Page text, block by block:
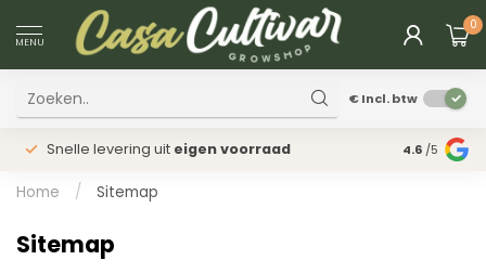
MENU
0
€Incl. btw
Snelle levering uit eigen voorraad Fysieke
4.6 /5
Home / Sitemap
Sitemap